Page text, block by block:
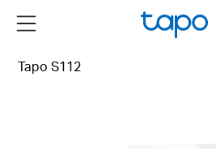
Menu
Tapo S112